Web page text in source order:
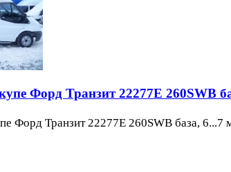
Форд Транзит 22277E 260SWB
Форд Транзит 22277E 260SWB база, 6...7